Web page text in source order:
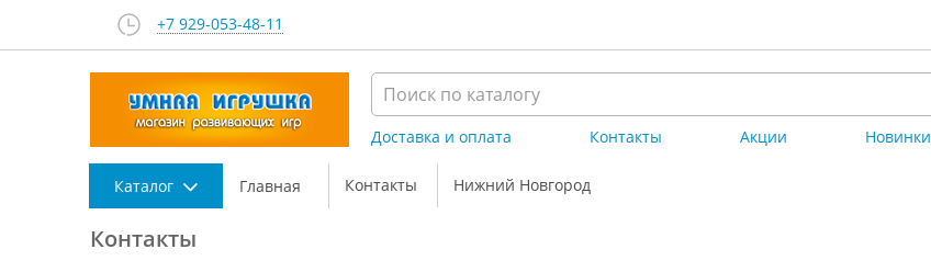
+7 929-053-48-11
Доставка и оплата Контакты Акции Новинки
Каталог Главная Контакты Нижний Новгород
Контакты